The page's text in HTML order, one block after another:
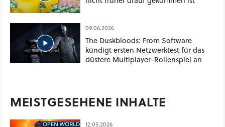
09.06.2026
The Duskbloods: From Software
kündigt ersten Netzwerktest für das
düstere Multiplayer-Rollenspiel an
MEISTGESEHENE INHALTE
12.05.2026